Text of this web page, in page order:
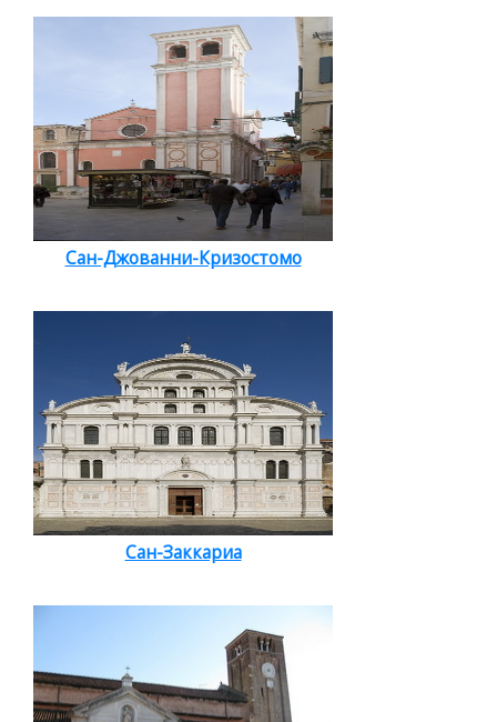
Сан-Джованни-Кризостомо
Сан-Заккариа